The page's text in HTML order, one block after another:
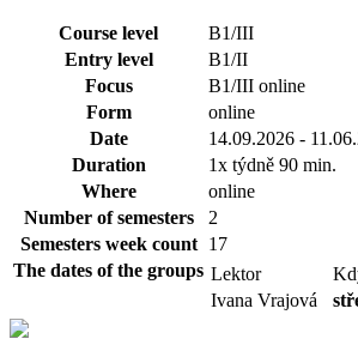
Course level
B1/III
Entry level
B1/II
Focus
B1/III online
Form
online
Date
14.09.2026 -
Duration
1x týdně 90 min.
Where
online
Number of semesters
2
Semesters week count
17
The dates of the groups Lektor
Ivana Vrajová